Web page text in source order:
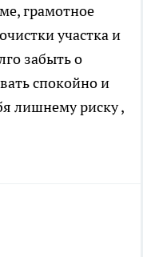
грамотное
участка и
забыть о
спокойно и
лишнему риску,